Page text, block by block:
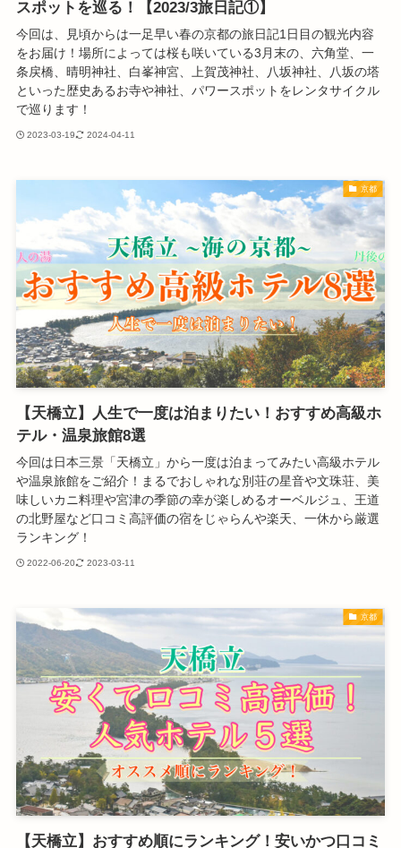
スポットを巡る！【2023/3旅日記①】
今回は、見頃からは一足早い春の京都の旅日記1日目の観光内容
をお届け！場所によっては桜も咲いている3月末の、六角堂、一
条戻橋、晴明神社、白峯神宮、上賀茂神社、八坂神社、八坂の塔
といった歴史あるお寺や神社、パワースポットをレンタサイクル
で巡ります！
2023-03-19 2024-04-11
京都
【天橋立】人生で一度は泊まりたい！おすすめ高級ホ
テル・温泉旅館8選
今回は日本三景「天橋立」から一度は泊まってみたい高級ホテル
や温泉旅館をご紹介！まるでおしゃれな別荘の星音や文珠荘、美
味しいカニ料理や宮津の季節の幸が楽しめるオーベルジュ、王道
の北野屋など口コミ高評価の宿をじゃらんや楽天、一休から厳選
ランキング！
2022-06-20 2023-03-11
京都
【天橋立】おすすめ順にランキング！安いかつ口コミ